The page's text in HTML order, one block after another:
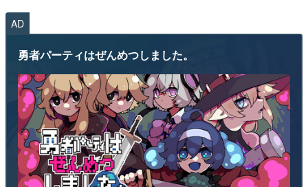
AD
勇者パーティはぜんめつしました。